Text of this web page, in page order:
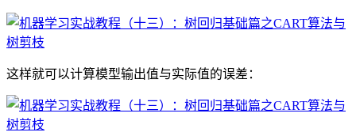
这样就可以计算模型输出值与实际值的误差：